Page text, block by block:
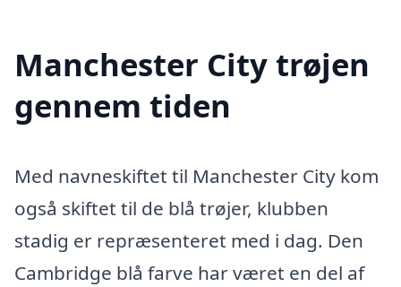
Manchester City trøjen
gennem tiden
Med navneskiftet til Manchester City kom
også skiftet til de blå trøjer, klubben
stadig er repræsenteret med i dag. Den
Cambridge blå farve har været en del af